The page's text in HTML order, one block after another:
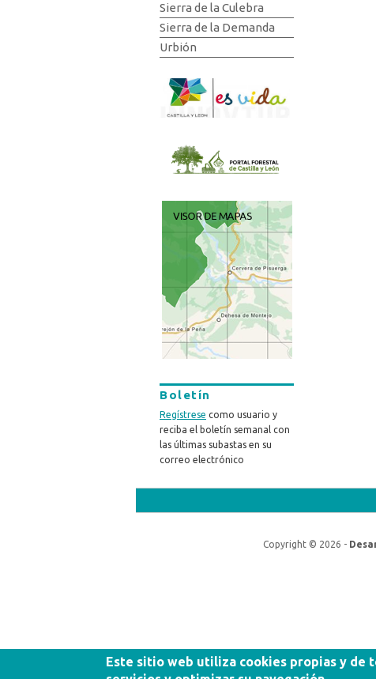
Sierra de la Culebra
Sierra de la Demanda
Urbión
Boletín
Regístrese como usuario y
reciba el boletín semanal con
las últimas subastas en su
correo electrónico
Copyright © 2026 -
Este sitio web utiliza cookies propias y de